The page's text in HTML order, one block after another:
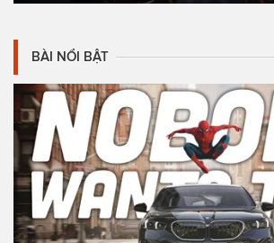
BÀI NỔI BẬT